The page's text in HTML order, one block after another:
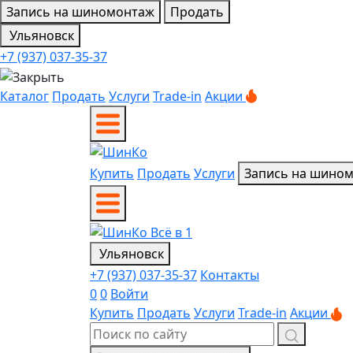
Запись на шиномонтаж
Продать
Ульяновск
+7 (937) 037-35-37
Каталог Продать Услуги Trade-in Акции
Купить Продать Услуги Запись на
Ульяновск
+7 (937) 037-35-37 Контакты
00 Войти
Купить Продать Услуги Trade-in Акции